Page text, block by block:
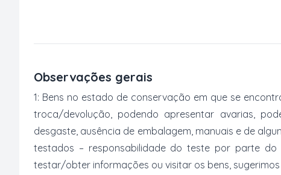
Observações gerais
1: Bens no estado de conservação em que se
troca/devolução, podendo apresentar avarias,
desgaste, ausência de embalagem, manuais e de
testados – responsabilidade do teste por parte
testar/obter informações ou visitar os bens,